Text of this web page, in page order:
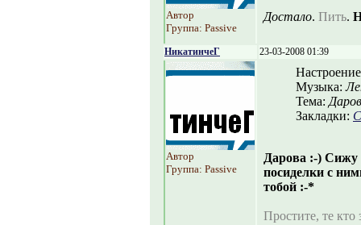
Автор
Группа: Passive
Достало. Пить.
НикатинчеГ 23-03-2008 01:39
Автор
Группа: Passive
Музыка:
Тема:
Закладки:
Дарова :-) Сижу
посиделки с
тобой :-*
Простите, те кто